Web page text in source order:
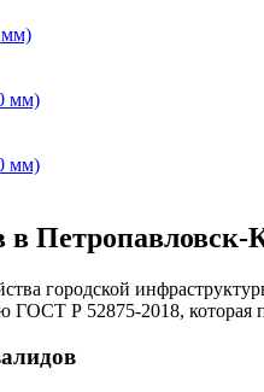
мм)
мм)
мм)
в Петропавловск-
городской
ГОСТ Р 52875-2018,